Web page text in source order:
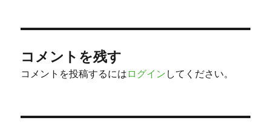
コメントを残す
コメントを投稿するには ログイン してください。